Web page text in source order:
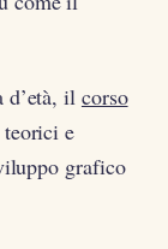
d’età, il corso
e
grafico